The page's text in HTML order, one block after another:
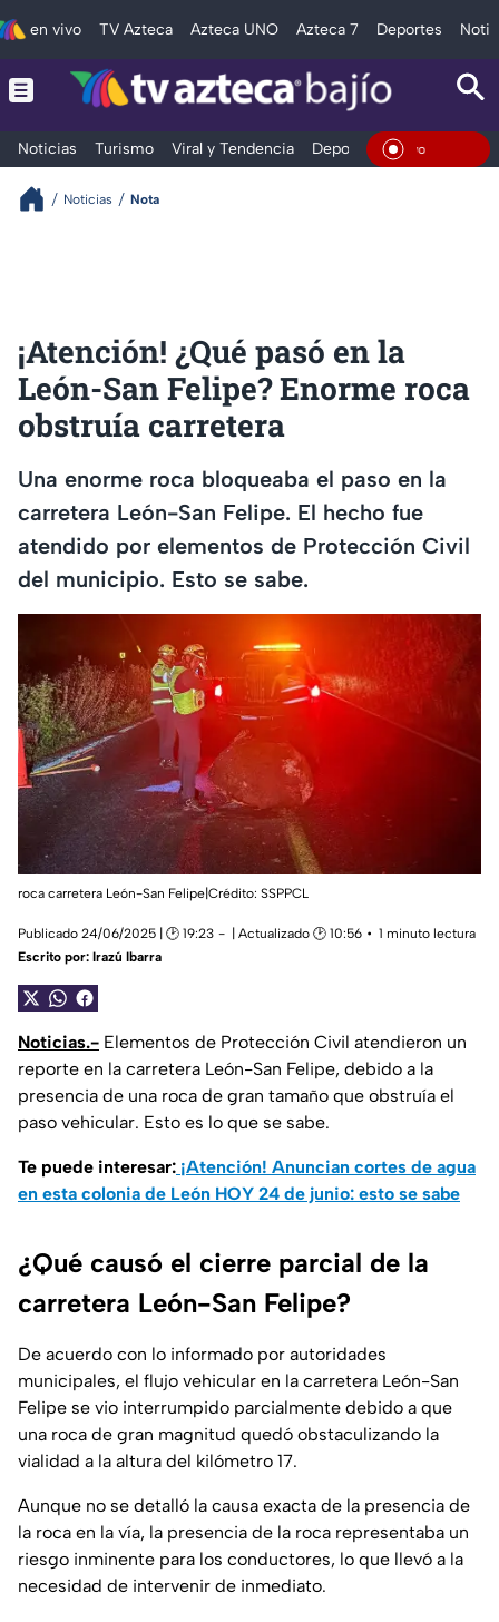
en vivo TV Azteca Azteca UNO Azteca 7 Deportes
Noticias Turismo Viral y Tendencia Deportes Espectáculos
En Vivo
Noticias Nota
¡Atención! ¿Qué pasó en la
León-San Felipe? Enorme roca
obstruía carretera
Una enorme roca bloqueaba el paso en la
carretera León-San Felipe. El hecho fue
atendido por elementos de Protección Civil
del municipio. Esto se sabe.
roca carretera León-San Felipe|Crédito: SSPPCL
Publicado 24/06/2025 | 🕑 19:23 | Actualizado 🕑 10:56
1 minuto lectura
Escrito por: Irazú Ibarra
Noticias.- Elementos de Protección Civil atendieron un
reporte en la carretera León-San Felipe, debido a la
presencia de una roca de gran tamaño que obstruía el
paso vehicular. Esto es lo que se sabe.
Te puede interesar: ¡Atención! Anuncian cortes de agua
en esta colonia de León HOY 24 de junio: esto se sabe
¿Qué causó el cierre parcial de la
carretera León-San Felipe?
De acuerdo con lo informado por autoridades
municipales, el flujo vehicular en la carretera León-San
Felipe se vio interrumpido parcialmente debido a que
una roca de gran magnitud quedó obstaculizando la
vialidad a la altura del kilómetro 17.
Aunque no se detalló la causa exacta de la presencia de
la roca en la vía, la presencia de la roca representaba un
riesgo inminente para los conductores, lo que llevó a la
necesidad de intervenir de inmediato.